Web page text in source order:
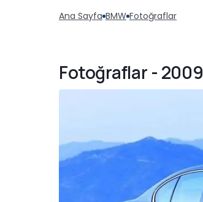
Ana Sayfa BMW Fotoğraflar
Fotoğraflar -